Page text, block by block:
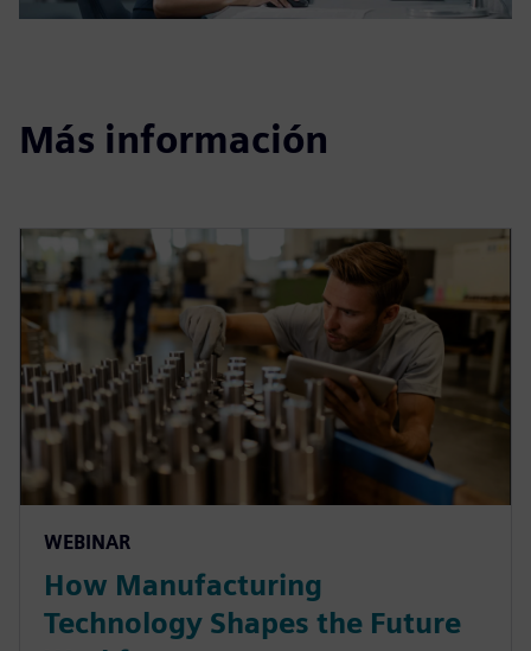
Más información
WEBINAR
How Manufacturing
Technology Shapes the Future